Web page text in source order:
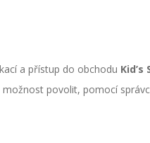
a přístup do obchodu Kid’s
povolit, pomocí